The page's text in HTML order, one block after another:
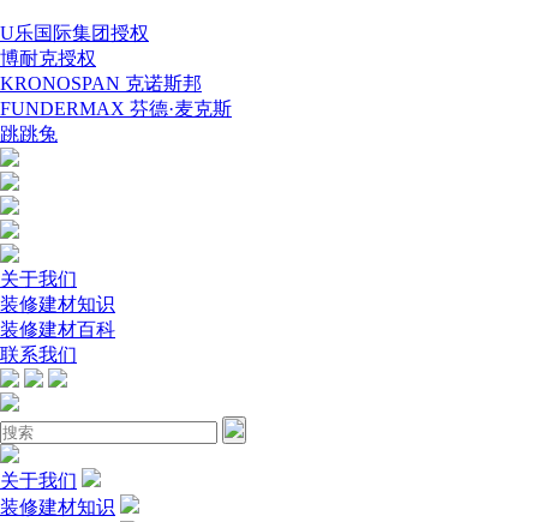
U乐国际集团授权
博耐克授权
KRONOSPAN 克诺斯邦
FUNDERMAX 芬德·麦克斯
跳跳兔
关于我们
装修建材知识
装修建材百科
联系我们
关于我们
装修建材知识